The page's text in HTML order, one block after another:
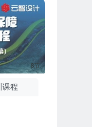
8节
课程